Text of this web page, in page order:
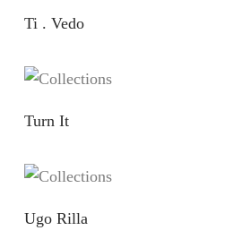
Ti . Vedo
Turn It
Ugo Rilla